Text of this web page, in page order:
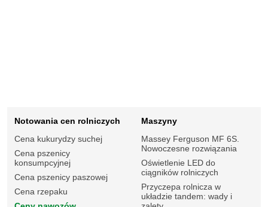
Notowania cen rolniczych
Cena kukurydzy suchej
Cena pszenicy
konsumpcyjnej
Cena pszenicy paszowej
Cena rzepaku
Maszyny
Massey Ferguson MF 6S.
Nowoczesne rozwiązania
Oświetlenie LED do
ciągników rolniczych
Przyczepa rolnicza w
układzie tandem: wady i